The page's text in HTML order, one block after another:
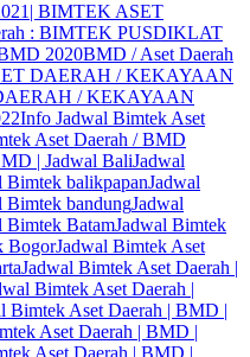
BIMTEK ASET
: BIMTEK PUSDIKLAT
2020BMD / Aset Daerah
DAERAH / KEKAYAAN
/ KEKAYAAN
Info Jadwal Bimtek Aset
Aset Daerah / BMD
| Jadwal BaliJadwal
Bimtek balikpapanJadwal
Bimtek bandungJadwal
Bimtek BatamJadwal Bimtek
BogorJadwal Bimtek Aset
Jadwal Bimtek Aset Daerah |
Bimtek Aset Daerah |
Bimtek Aset Daerah | BMD |
Aset Daerah | BMD |